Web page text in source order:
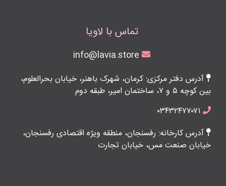
تماس با لاویا
info@lavia.store
آدرس دفتر مرکزی: کرمان، شهرک باهنر، خیابان بحرالعلوم،
بین کوچه ۵ و ۷، ساختمان امیر، طبقه دوم
۰۳۴۳۲۴۷۷۰۷۱
آدرس کارخانه: رفسنجان، منطقه ویژه اقتصادی رفسنجان،
خیابان صنعت مس، خیابان تجارت